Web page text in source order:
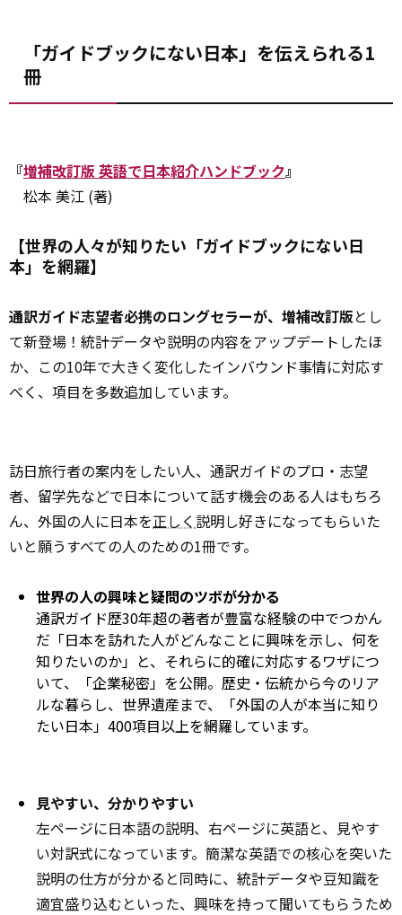
「ガイドブックにない日本」を伝えられる1
冊
『増補改訂版 英語で日本紹介ハンドブック』
松本 美江 (著)
【世界の人々が知りたい「ガイドブックにない日
本」を網羅】
通訳ガイド志望者必携のロングセラーが、増補改訂版とし
て新登場！統計データや説明の内容をアップデートしたほ
か、この10年で大きく変化したインバウンド事情に対応す
べく、項目を多数追加しています。
訪日旅行者の案内をしたい人、通訳ガイドのプロ・志望
者、留学先などで日本について話す機会のある人はもちろ
ん、外国の人に日本を正しく 説明し好きになってもらいた
いと願うすべての人のための1冊です。
世界の人の興味と疑問のツボが分かる
通訳ガイド歴30年超の著者が豊富な経験の中でつかん
だ「日本を訪れた人がどんなことに興味を示し、何を
知りたいのか」と、それらに的確に対応するワザにつ
いて、「企業秘密」を公開。歴史・伝統から今のリア
ルな暮らし、世界遺産まで、「外国の人が本当に知り
たい日本」400項目以上を網羅しています。
見やすい、分かりやすい
左ページに日本語の説明、右ページに英語と、見やす
い対訳式になっています。簡潔な英語での核心を突いた
説明の仕方が分かると同時に、統計データや豆知識を
適宜盛り込むといった、興味を持って聞いてもらうため